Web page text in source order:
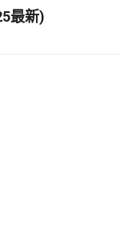
最新)